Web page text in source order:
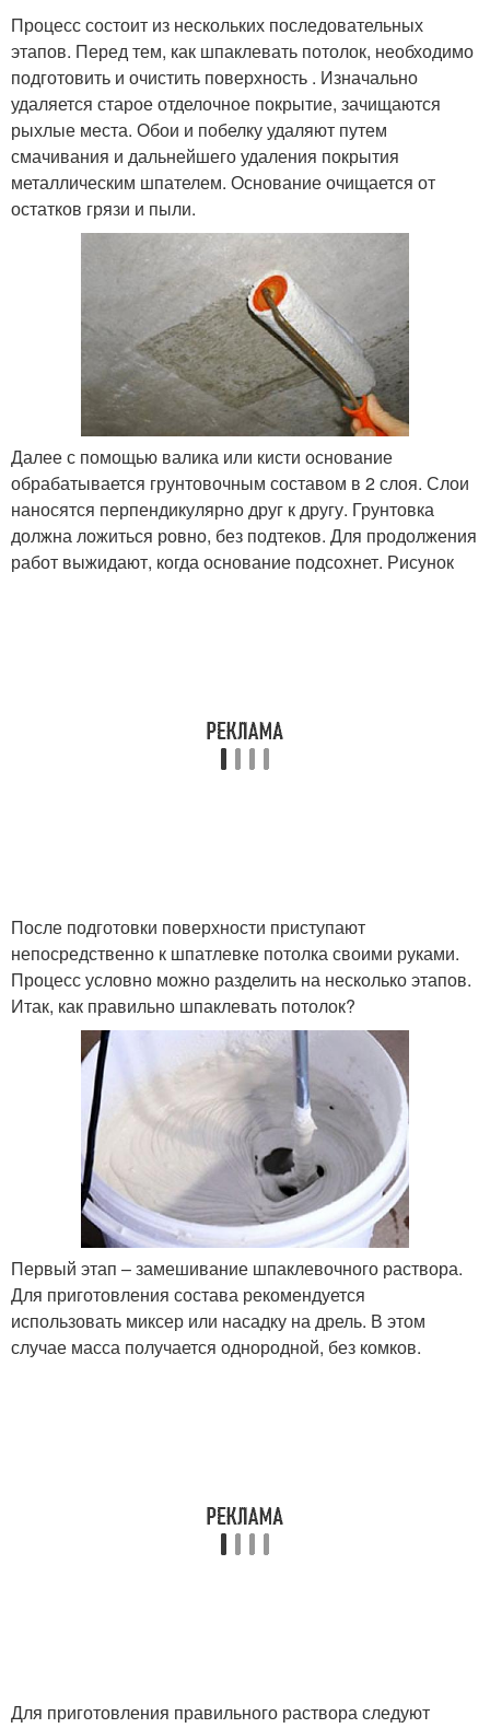
Процесс состоит из нескольких последовательных
этапов. Перед тем, как шпаклевать потолок, необходимо
подготовить и очистить поверхность . Изначально
удаляется старое отделочное покрытие, зачищаются
рыхлые места. Обои и побелку удаляют путем
смачивания и дальнейшего удаления покрытия
металлическим шпателем. Основание очищается от
остатков грязи и пыли.
Далее с помощью валика или кисти основание
обрабатывается грунтовочным составом в 2 слоя. Слои
наносятся перпендикулярно друг к другу. Грунтовка
должна ложиться ровно, без подтеков. Для продолжения
работ выжидают, когда основание подсохнет. Рисунок
После подготовки поверхности приступают
непосредственно к шпатлевке потолка своими руками.
Процесс условно можно разделить на несколько этапов.
Итак, как правильно шпаклевать потолок?
Первый этап – замешивание шпаклевочного раствора.
Для приготовления состава рекомендуется
использовать миксер или насадку на дрель. В этом
случае масса получается однородной, без комков.
Для приготовления правильного раствора следуют